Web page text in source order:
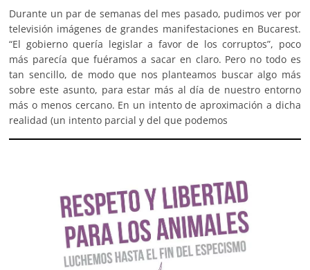
Durante un par de semanas del mes pasado, pudimos ver por
televisión imágenes de grandes manifestaciones en Bucarest.
“El gobierno quería legislar a favor de los corruptos”, poco
más parecía que fuéramos a sacar en claro. Pero no todo es
tan sencillo, de modo que nos planteamos buscar algo más
sobre este asunto, para estar más al día de nuestro entorno
más o menos cercano. En un intento de aproximación a dicha
realidad (un intento parcial y del que podemos